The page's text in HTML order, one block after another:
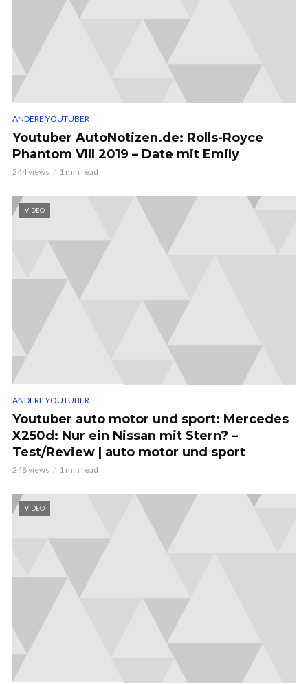
ANDERE YOUTUBER
Youtuber AutoNotizen.de: Rolls-Royce
Phantom VIII 2019 – Date mit Emily
244 views 1 min read
VIDEO
ANDERE YOUTUBER
Youtuber auto motor und sport: Mercedes
X250d: Nur ein Nissan mit Stern? –
Test/Review | auto motor und sport
248 views 1 min read
VIDEO